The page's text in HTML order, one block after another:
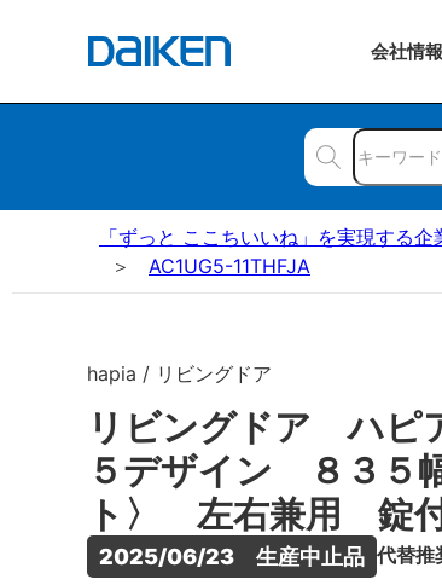
会社情報
「ずっと ここちいいね」を実現する
AC1UG5-11THFJA
hapia / リビングドア
リビングドア ハ
５デザイン ８３５
ト〉 左右兼用 錠
2025/06/23　生産中止品 代替推